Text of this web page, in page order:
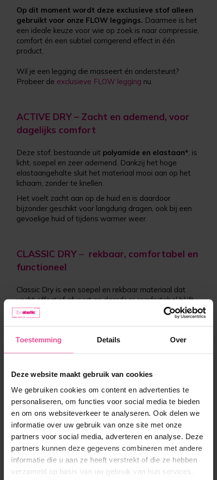
Toestemming Details Over
Deze website maakt gebruik van cookies
We gebruiken cookies om content en advertenties te
personaliseren, om functies voor social media te bieden
en om ons websiteverkeer te analyseren. Ook delen we
informatie over uw gebruik van onze site met onze
partners voor social media, adverteren en analyse. Deze
partners kunnen deze gegevens combineren met andere
informatie die u aan ze heeft verstrekt of die ze hebben
verzameld op basis van uw gebruik van hun services.
Op dit moment wordt deze exclusieve stof alleen
gebruikt voor onze FLOW leggings. Daarmee is het
een ideale keuze voor wie op zoek is naar compressie,
comfort én een subtiel corrigerend effect in één
product.
Wil je een legging die masseert én ondersteunt?
Probeer de exclusieve FLOW legging nu.
ACTIVE DRY – Zacht en ademend, voor
dagelijks comfort
Deze stof, bestaande uit polyamide en elastaan* , is
licht, soepel en zeer ademend. Dankzij het hoge
elastaangehalte sluit het materiaal mooi aan op het
lichaam, zonder te knellen.
Het voelt zacht aan op de huid en is daardoor
bijzonder geschikt voor langdurig dragen, ook bij een
gevoelige huid of tijdens warmer weer.
CLASSIC DRY – rekbaar, comfortabel en
functioneel
Classic Dry is een soepel en rekbaar materiaal dat
vocht effectief afvoert en daardoor comfortabel blijft,
ook tijdens intensief gebruik. Het voelt zacht aan op
de huid, is ondoorzichtig en bestand tegen pillen
biedt het een goede UV-bescherming.
Het materiaal is vervaardigd uit
duurzaamheid.